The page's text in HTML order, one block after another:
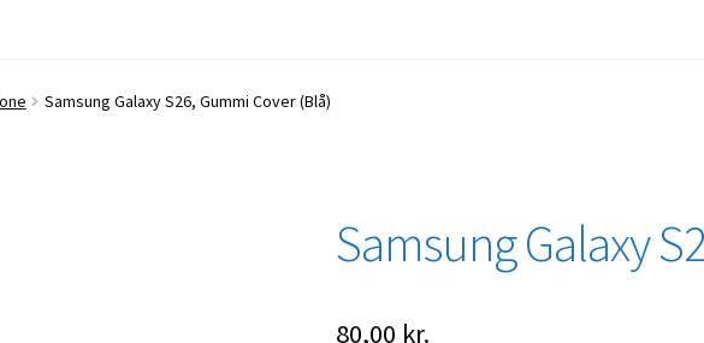
Samsung Galaxy S26, Gummi Cover (Blå)
Samsung Galaxy
80,00 kr.